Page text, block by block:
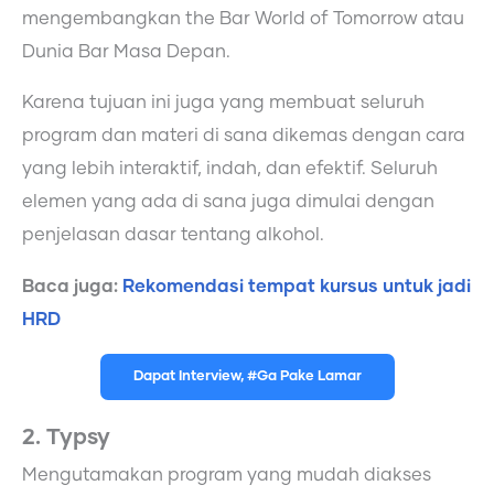
mengembangkan the Bar World of Tomorrow atau
Dunia Bar Masa Depan.
Karena tujuan ini juga yang membuat seluruh
program dan materi di sana dikemas dengan cara
yang lebih interaktif, indah, dan efektif. Seluruh
elemen yang ada di sana juga dimulai dengan
penjelasan dasar tentang alkohol.
Baca juga: Rekomendasi tempat kursus untuk jadi
HRD
Dapat Interview, #Ga Pake Lamar
2. Typsy
Mengutamakan program yang mudah diakses